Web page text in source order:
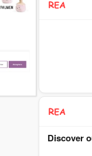
Discover